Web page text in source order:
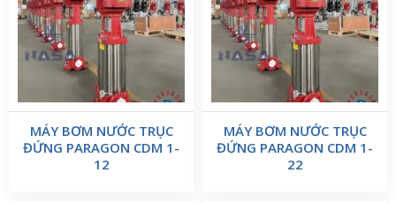
MÁY BƠM NƯỚC TRỤC
ĐỨNG PARAGON CDM 1-
12
MÁY BƠM NƯỚC TRỤC
ĐỨNG PARAGON CDM 1-
22